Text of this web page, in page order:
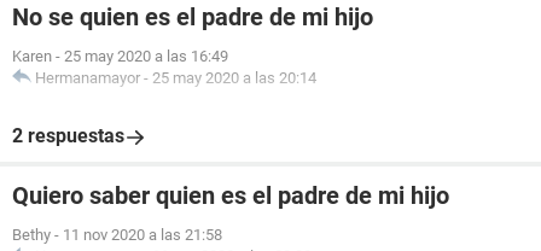
No se quien es el padre de mi hijo
Karen - 25 may 2020 a las 16:49
Hermanamayor - 25 may 2020 a las 20:14
2 respuestas
Quiero saber quien es el padre de mi hijo
Bethy - 11 nov 2020 a las 21:58